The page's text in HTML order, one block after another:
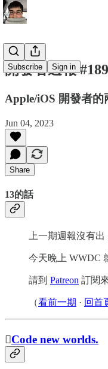
Subscribe Sign in
開發者週報
Apple/iOS 開發者的
Jun 04, 2023
Share
13的話
上一期週報沒有
今天晚上 WWDC
請到 Patreon 訂閱
（看前一期 · 回首
Code new worlds.